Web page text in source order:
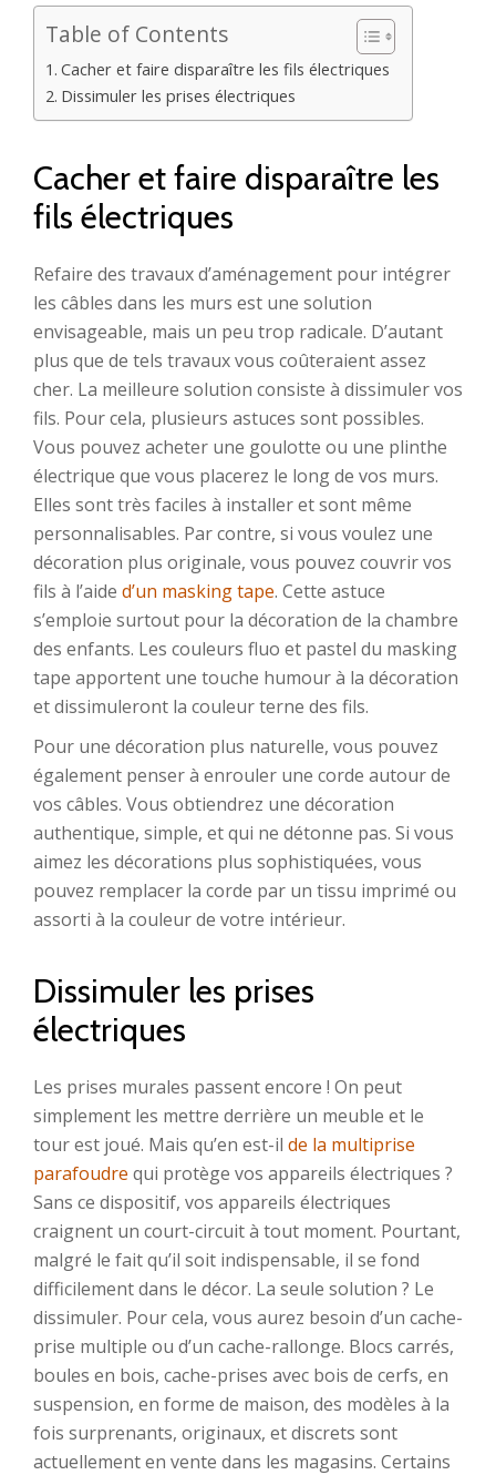
Table of Contents
Cacher et faire disparaître les fils électriques
Dissimuler les prises électriques
Cacher et faire disparaître les
fils électriques
Refaire des travaux d’aménagement pour intégrer
les câbles dans les murs est une solution
envisageable, mais un peu trop radicale. D’autant
plus que de tels travaux vous coûteraient assez
cher. La meilleure solution consiste à dissimuler vos
fils. Pour cela, plusieurs astuces sont possibles.
Vous pouvez acheter une goulotte ou une plinthe
électrique que vous placerez le long de vos murs.
Elles sont très faciles à installer et sont même
personnalisables. Par contre, si vous voulez une
décoration plus originale, vous pouvez couvrir vos
fils à l’aide d’un masking tape. Cette astuce
s’emploie surtout pour la décoration de la chambre
des enfants. Les couleurs fluo et pastel du masking
tape apportent une touche humour à la décoration
et dissimuleront la couleur terne des fils.
Pour une décoration plus naturelle, vous pouvez
également penser à enrouler une corde autour de
vos câbles. Vous obtiendrez une décoration
authentique, simple, et qui ne détonne pas. Si vous
aimez les décorations plus sophistiquées, vous
pouvez remplacer la corde par un tissu imprimé ou
assorti à la couleur de votre intérieur.
Dissimuler les prises
électriques
Les prises murales passent encore ! On peut
simplement les mettre derrière un meuble et le
tour est joué. Mais qu’en est-il de la multiprise
parafoudre qui protège vos appareils électriques ?
Sans ce dispositif, vos appareils électriques
craignent un court-circuit à tout moment. Pourtant,
malgré le fait qu’il soit indispensable, il se fond
difficilement dans le décor. La seule solution ? Le
dissimuler. Pour cela, vous aurez besoin d’un cache-
prise multiple ou d’un cache-rallonge. Blocs carrés,
boules en bois, cache-prises avec bois de cerfs, en
suspension, en forme de maison, des modèles à la
fois surprenants, originaux, et discrets sont
actuellement en vente dans les magasins. Certains